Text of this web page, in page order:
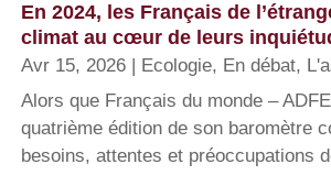
En 2024, les Français de
climat au cœur de leurs
Avr 15, 2026 Ecologie, En débat,
Alors que Français du monde –
quatrième édition de son baromètre
besoins, attentes et préoccupations